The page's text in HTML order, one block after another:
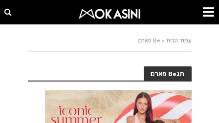
עמוד הבית » Be פארם
תגBe פארם